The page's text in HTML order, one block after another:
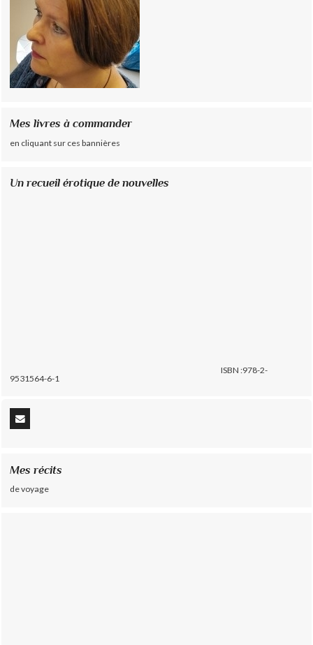
Mes livres à commander
en cliquant sur ces bannières
Un recueil érotique de nouvelles
ISBN :978-2-
9531564-6-1
Mes récits
de voyage